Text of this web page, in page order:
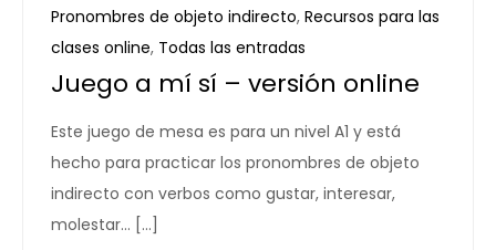
Pronombres de objeto indirecto, Recursos para las
clases online, Todas las entradas
Juego a mí sí – versión online
Este juego de mesa es para un nivel A1 y está
hecho para practicar los pronombres de objeto
indirecto con verbos como gustar, interesar,
molestar… […]